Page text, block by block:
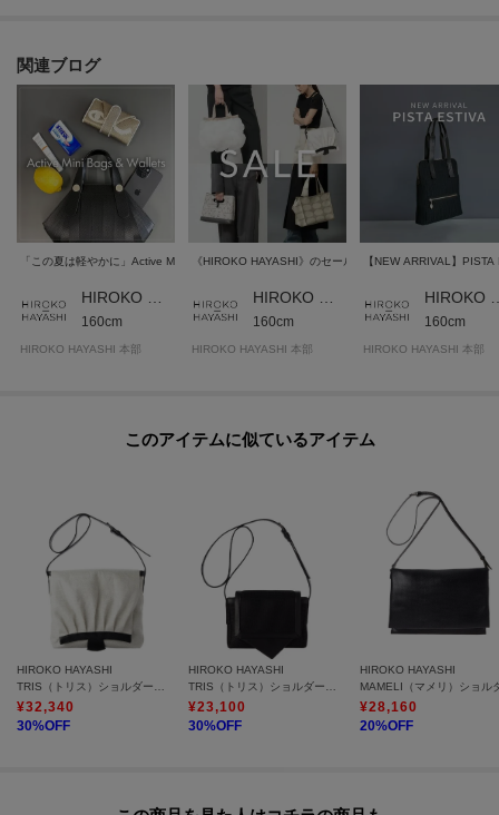
関連ブログ
「この夏は軽やかに」Active Mini Bags & Wallets
160cm
HIROKO HAYASHI 本部
《HIROKO HAYASHI》のセールで見つける夏の相棒バッグ
160cm
HIROKO HAYASHI 本部
【NEW ARRIVAL】PISTA
160cm
HIROKO HAYASHI 本部
このアイテムに似ているアイテム
HIROKO HAYASHI
TRIS（トリス）ショルダーバッグM
¥32,340
30%OFF
HIROKO HAYASHI
TRIS（トリス）ショルダーバッグS
¥23,100
30%OFF
HIROKO HAYASHI
¥28,160
20%OFF